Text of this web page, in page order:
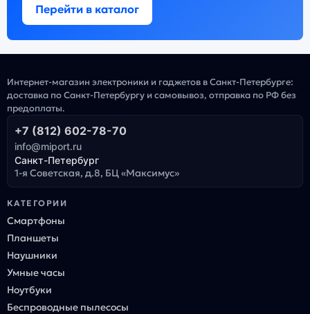
Перейти в каталог
Интернет-магазин электроники и гаджетов в Санкт-Петербурге:
доставка по Санкт-Петербургу и самовывоз, отправка по РФ без
предоплаты.
+7 (812) 602-78-70
info@miport.ru
Санкт-Петербург
1-я Советская, д.8, БЦ «Максимус»
КАТЕГОРИИ
Смартфоны
Планшеты
Наушники
Умные часы
Ноутбуки
Беспроводные пылесосы